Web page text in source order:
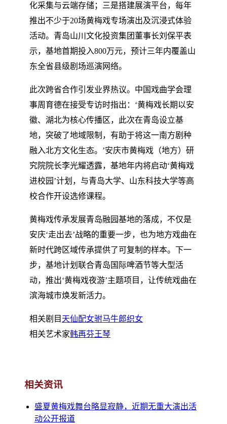
化采集与云端存储；三是搭建展演平台，每年
推出不少于20场黄梅戏专场演出及沉浸式体验
活动。青岛山川文化投资集团董事长刘保平表
示，基地首期投入800万元，预计三年内覆盖山
东全省县级剧场巡演网络。
此次跨省合作引发业界热议。中国戏曲学会理
事周育德在接受专访时指出：‘黄梅戏长期以安
徽、湖北为核心传播区，此次在青岛设立基
地，突破了地域限制，有助于将这一南方剧种
融入北方文化生态。’安庆市黄梅戏（地方）研
究院院长李光耀透露，基地年内将启动‘黄梅戏
进校园’计划，与青岛大学、山东科技大学等高
校合作开设选修课程。
黄梅戏传承发展青岛融园基地的落成，不仅是
安庆‘走出去’战略的重要一步，也为地方戏曲在
新时代跨区域传承提供了可复制的样本。下一
步，基地计划联合青岛国际啤酒节等大型活
动，推出‘黄梅戏夜游’主题项目，让传统戏曲在
滨海城市焕发新活力。
相关剧目 天仙配女驸马牛郎织女
相关艺术家韩再芬王琴
相关资讯
盛夏黄梅戏舞台略显寂静，近期无重大演出活
动公开报道